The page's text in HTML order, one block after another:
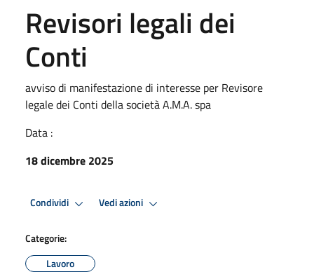
Revisori legali dei
Conti
avviso di manifestazione di interesse per Revisore
legale dei Conti della società A.M.A. spa
Data :
18 dicembre 2025
Condividi Vedi azioni
Categorie:
Lavoro